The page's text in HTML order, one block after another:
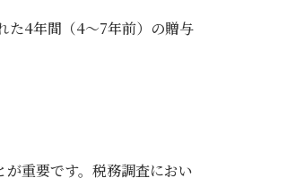
た4年間（4～7年前）の贈与
重要です。税務調査におい